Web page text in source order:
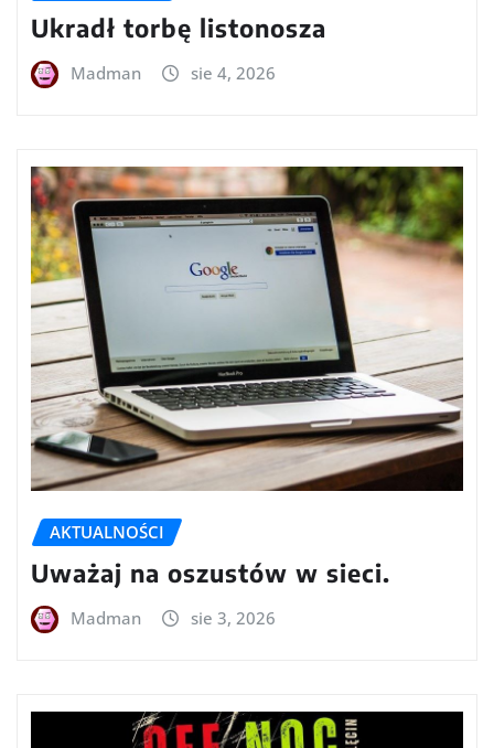
Ukradł torbę listonosza
Madman sie 4, 2026
AKTUALNOŚCI
Uważaj na oszustów w sieci.
Madman sie 3, 2026